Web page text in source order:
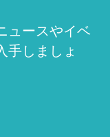
ュースやイベ
手しましょ